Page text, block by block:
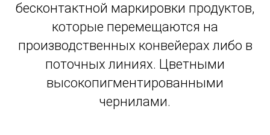
бесконтактной маркировки продуктов,
которые перемещаются на
производственных конвейерах либо в
поточных линиях. Цветными
высокопигментированными
чернилами.